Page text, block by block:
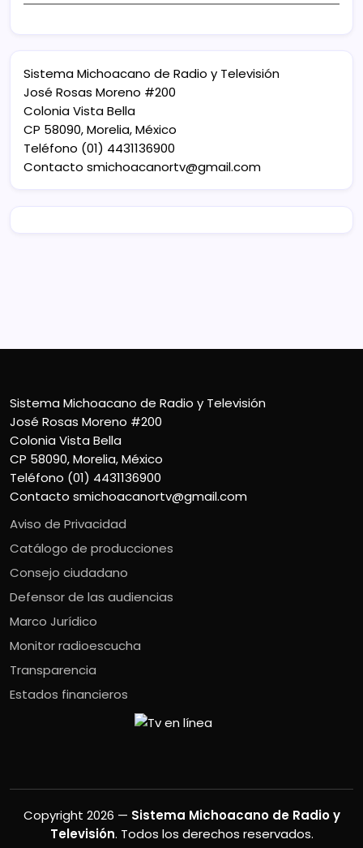
Sistema Michoacano de Radio y Televisión
José Rosas Moreno #200
Colonia Vista Bella
CP 58090, Morelia, México
Teléfono (01) 4431136900
Contacto smichoacanortv@gmail.com
Sistema Michoacano de Radio y Televisión
José Rosas Moreno #200
Colonia Vista Bella
CP 58090, Morelia, México
Teléfono (01) 4431136900
Contacto smichoacanortv@gmail.com
Aviso de Privacidad
Catálogo de producciones
Consejo ciudadano
Defensor de las audiencias
Marco Jurídico
Monitor radioescucha
Transparencia
Estados financieros
Copyright 2026 — Sistema Michoacano de Radio y
Televisión. Todos los derechos reservados.